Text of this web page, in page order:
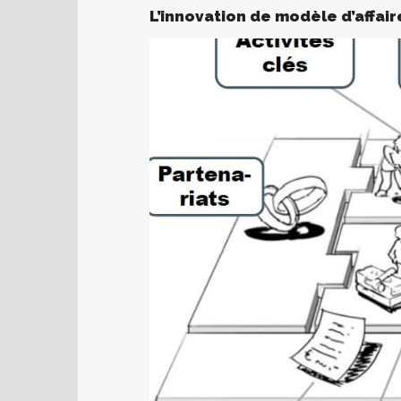
L’innovation de modèle